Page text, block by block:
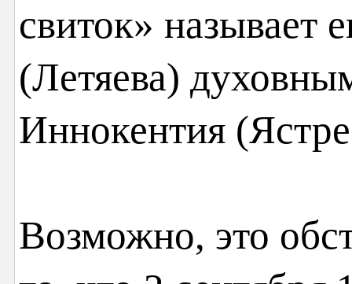
свиток» называет
(Летяева)
Иннокентия
Возможно, это